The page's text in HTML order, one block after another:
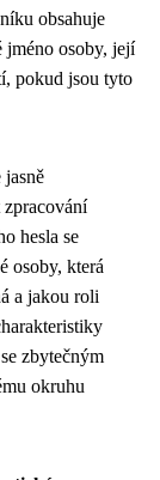
obsahuje
jméno osoby, její
pokud jsou tyto
hesla se
osoby, která
a jakou roli
zbytečným
okruhu